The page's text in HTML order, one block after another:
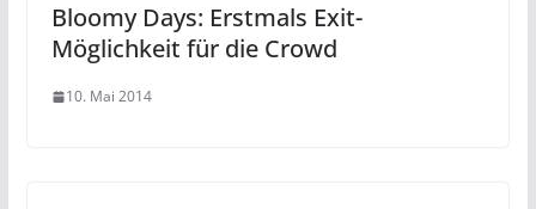
Bloomy Days: Erstmals Exit-
Möglichkeit für die Crowd
10. Mai 2014